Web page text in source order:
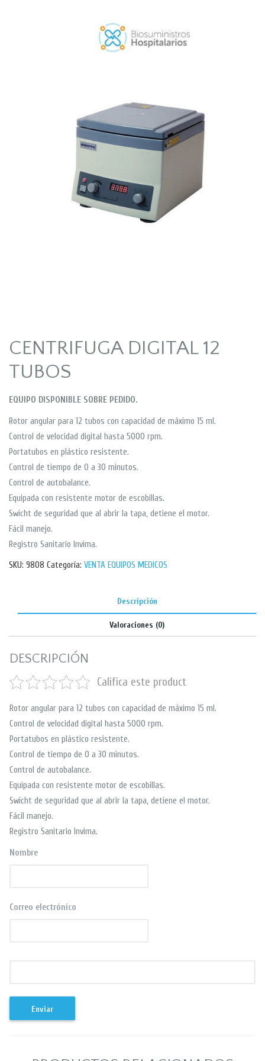
CENTRIFUGA DIGITAL 12
TUBOS
EQUIPO DISPONIBLE SOBRE PEDIDO.
Rotor angular para 12 tubos con capacidad de máximo 15 ml.
Control de velocidad digital hasta 5000 rpm.
Portatubos en plástico resistente.
Control de tiempo de 0 a 30 minutos.
Control de autobalance.
Equipada con resistente motor de escobillas.
Swicht de seguridad que al abrir la tapa, detiene el motor.
Fácil manejo.
Registro Sanitario Invima.
SKU: 9808 Categoría: VENTA EQUIPOS MEDICOS
Descripción
Valoraciones (0)
DESCRIPCIÓN
Califica este product
Rotor angular para 12 tubos con capacidad de máximo 15 ml.
Control de velocidad digital hasta 5000 rpm.
Portatubos en plástico resistente.
Control de tiempo de 0 a 30 minutos.
Control de autobalance.
Equipada con resistente motor de escobillas.
Swicht de seguridad que al abrir la tapa, detiene el motor.
Fácil manejo.
Registro Sanitario Invima.
Nombre
Correo electrónico